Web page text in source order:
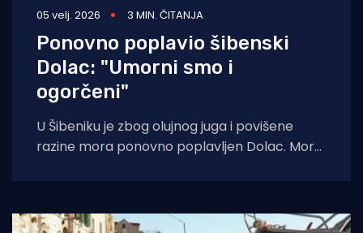
05 velj. 2026 3 MIN. ČITANJA
Ponovno poplavio šibenski
Dolac: "Umorni smo i
ogorčeni"
U Šibeniku je zbog olujnog juga i povišene
razine mora ponovno poplavljen Dolac. More